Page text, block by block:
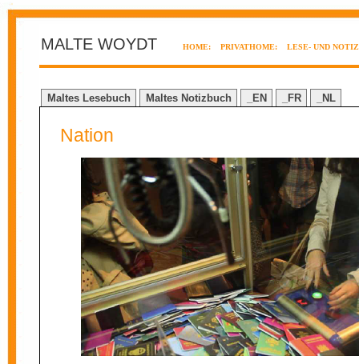
MALTE WOYDT HOME: PRIVATHOME: LESE- UND
Maltes Lesebuch Maltes Notizbuch _EN _FR _NL
Nation